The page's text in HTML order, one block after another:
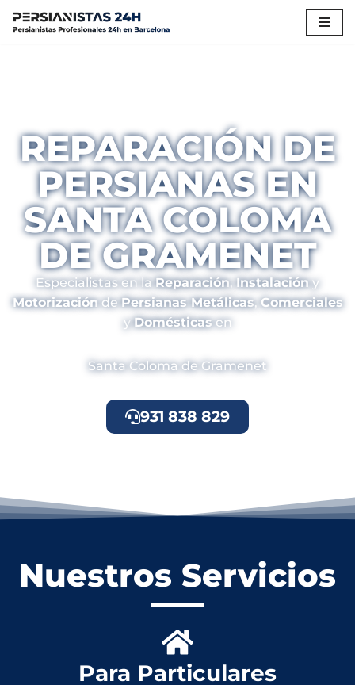
REPARACIÓN DE
PERSIANAS EN
SANTA COLOMA
DE GRAMENET
Especialistas en laReparación,Instalacióny
Motorizaciónde Persianas Metálicas, Comerciales
y Domésticasen
Santa Coloma de Gramenet
931 838 829
Nuestros Servicios
Para Particulares